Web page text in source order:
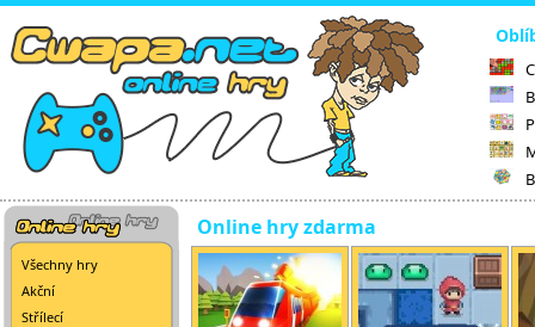
Všechny hry
Akční
Střílecí
Online hry zdarma